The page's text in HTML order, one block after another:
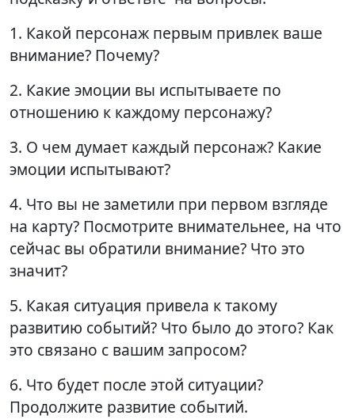
1. Какой персонаж первым привлек ваше
внимание? Почему?
2. Какие эмоции вы испытываете по
отношению к каждому персонажу?
3. О чем думает каждый персонаж? Какие
эмоции испытывают?
4. Что вы не заметили при первом взгляде
на карту? Посмотрите внимательнее, на что
сейчас вы обратили внимание? Что это
значит?
5. Какая ситуация привела к такому
развитию событий? Что было до этого? Как
это связано с вашим запросом?
6. Что будет после этой ситуации?
Продолжите развитие событий.